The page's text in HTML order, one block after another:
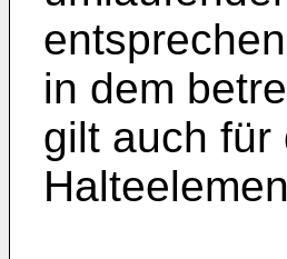
in dem
gilt auch für